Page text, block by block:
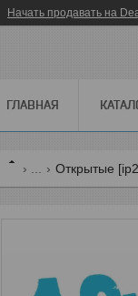
Начать продавать на
ГЛАВНАЯ
Открытые